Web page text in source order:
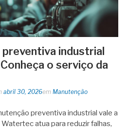
industrial
o serviço da
abril 30, 2026em Manutenção
preventiva industrial vale a
atua para reduzir falhas,